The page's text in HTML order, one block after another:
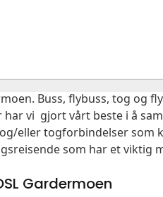
Buss, flybuss, tog og
har vi gjort vårt beste i å
eller togforbindelser som
som har et viktig
Gardermoen